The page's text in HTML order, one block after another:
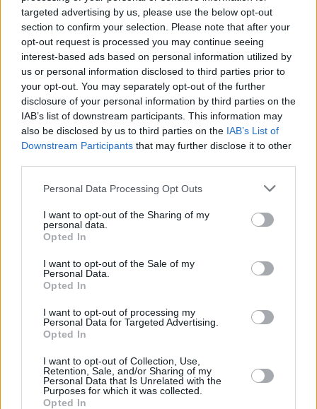
targeted advertising by us, please use the below opt-out
section to confirm your selection. Please note that after your
opt-out request is processed you may continue seeing
interest-based ads based on personal information utilized by
us or personal information disclosed to third parties prior to
your opt-out. You may separately opt-out of the further
disclosure of your personal information by third parties on the
IAB’s list of downstream participants. This information may
also be disclosed by us to third parties on the IAB’s List of
Downstream Participants that may further disclose it to other
Personal Data Processing Opt Outs
I want to opt-out of the Sharing of my
personal data.
Opted In
I want to opt-out of the Sale of my
Personal Data.
Opted In
I want to opt-out of processing my
Personal Data for Targeted Advertising.
Opted In
I want to opt-out of Collection, Use,
Retention, Sale, and/or Sharing of my
Personal Data that Is Unrelated with the
Purposes for which it was collected.
Opted In
18 listopada 2024, 10:46
"Koniec pewnej epoki". Zaskakujące
zdarzenie za kulisami show Polsatu
z Dodą i Górniak